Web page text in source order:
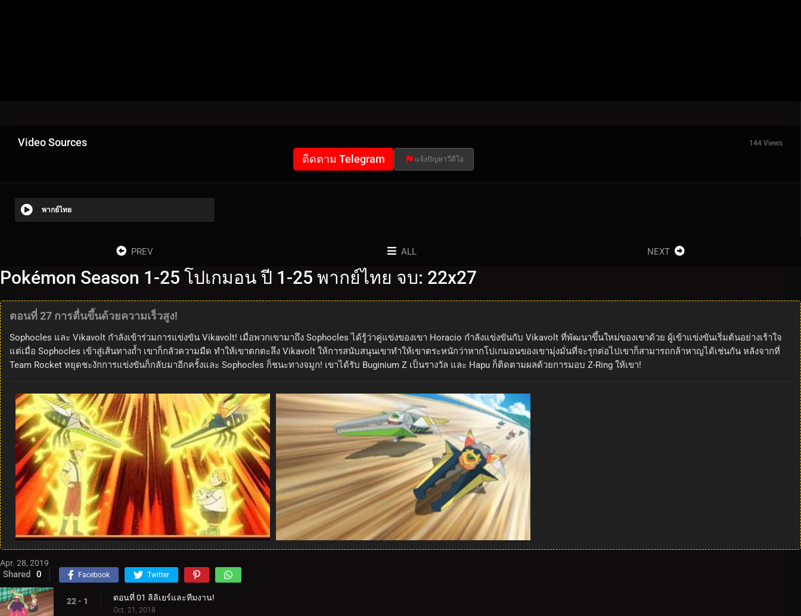
Video Sources 144 Views
ติดตาม Telegram แจ้งปัญหาวีดีโอ
พากย์ไทย
PREV ALL NEXT
Pokémon Season 1-25 โปเกมอน ปี 1-25 พากย์ไทย จบ: 22x27
ตอนที่ 27 การตื่นขึ้นด้วยความเร็วสูง!
Sophocles และ Vikavolt กำลังเข้าร่วมการแข่งขัน Vikavolt! เมื่อพวกเขามาถึง Sophocles ได้รู้ว่าคู่แข่งของเขา Horacio กำลังแข่งขันกับ Vikavolt ที่พัฒนาขึ้นใหม่ของเขาด้วย ผู้เข้าแข่งขันเริ่มต้นอย่างเร้าใจ
แต่เมื่อ Sophocles เข้าสู่เส้นทางถ้ำ เขาก็กลัวความมืด ทำให้เขาตกตะลึง Vikavolt ให้การสนับสนุนเขาทำให้เขาตระหนักว่าหากโปเกมอนของเขามุ่งมั่นที่จะรุกต่อไปเขาก็สามารถกล้าหาญได้เช่นกัน หลังจากที่
Team Rocket หยุดชะงักการแข่งขันก็กลับมาอีกครั้งและ Sophocles ก็ชนะทางจมูก! เขาได้รับ Buginium Z เป็นรางวัล และ Hapu ก็ติดตามผลด้วยการมอบ Z-Ring ให้เขา!
Apr. 28, 2019
Shared 0 Facebook Twitter
22 - 1 ตอนที่ 01 ลิลิเยร์และทีมงาน!
Oct. 21, 2018